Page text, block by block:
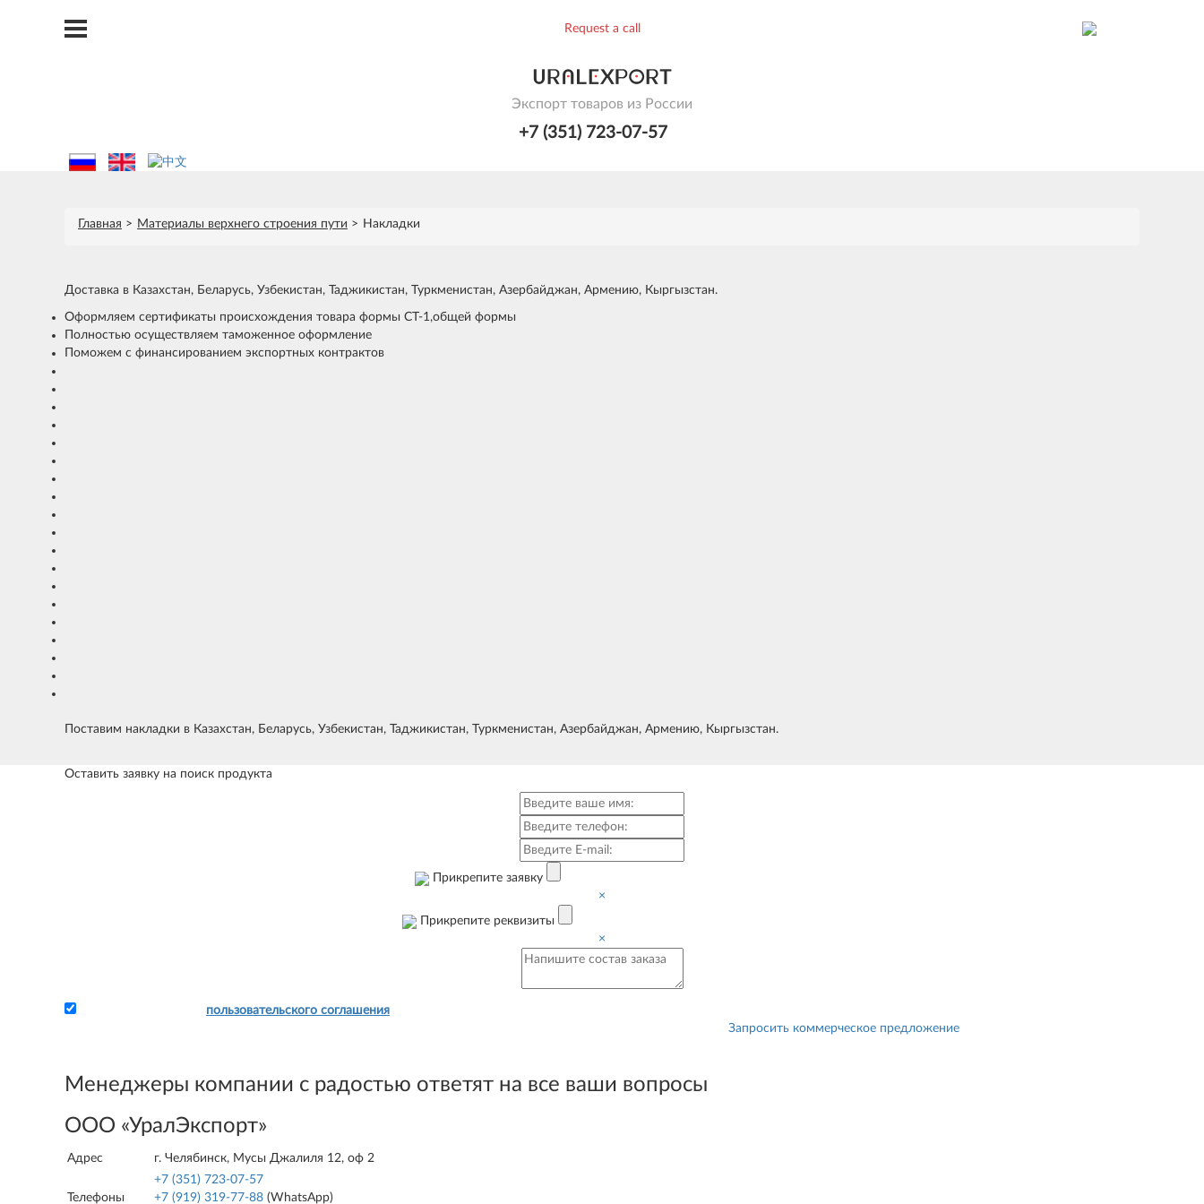
Request a call
Экспорт товаров из России
+7 (351) 723-07-57
Главная Материалы верхнего строения пути Накладки
Доставка в Казахстан, Беларусь, Узбекистан, Таджикистан, Туркменистан, Азербайджан, Армению, Кыргызстан.
Оформляем сертификаты происхождения товара формы СТ-1,общей формы
Полностью осуществляем таможенное оформление
Поможем с финансированием экспортных контрактов
Поставим накладки в Казахстан, Беларусь, Узбекистан, Таджикистан, Туркменистан, Азербайджан, Армению, Кыргызстан.
Оставить заявку на поиск продукта
Прикрепите заявку
×
Прикрепите реквизиты
×
пользовательского соглашения
Запросить коммерческое предложение
Менеджеры компании с радостью ответят на все ваши вопросы
ООО «УралЭкспорт»
Адрес г. Челябинск, Мусы Джалиля 12, оф 2
Телефоны
+7 (351) 723-07-57
+7 (919) 319-77-88 (WhatsApp)